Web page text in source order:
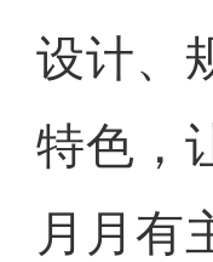
设计、
特色，
月月有